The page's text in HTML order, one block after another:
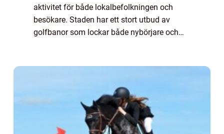
aktivitet för både lokalbefolkningen och
besökare. Staden har ett stort utbud av
golfbanor som lockar både nybörjare och